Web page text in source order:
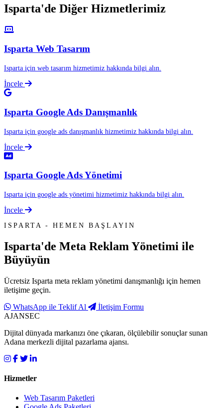
Isparta'de Diğer Hizmetlerimiz
Isparta Web Tasarım
Isparta için web tasarım hizmetimiz hakkında bilgi alın.
İncele
Isparta Google Ads Danışmanlık
Isparta için google ads danışmanlık hizmetimiz hakkında bilgi alın.
İncele
Isparta Google Ads Yönetimi
Isparta için google ads yönetimi hizmetimiz hakkında bilgi alın.
İncele
ISPARTA - HEMEN BAŞLAYIN
Isparta'de Meta Reklam Yönetimi ile
Büyüyün
Ücretsiz Isparta meta reklam yönetimi danışmanlığı için hemen
iletişime geçin.
WhatsApp ile Teklif Al
İletişim Formu
AJANSEC
Dijital dünyada markanızı öne çıkaran, ölçülebilir sonuçlar sunan
Adana merkezli dijital pazarlama ajansı.
Hizmetler
Web Tasarım Paketleri